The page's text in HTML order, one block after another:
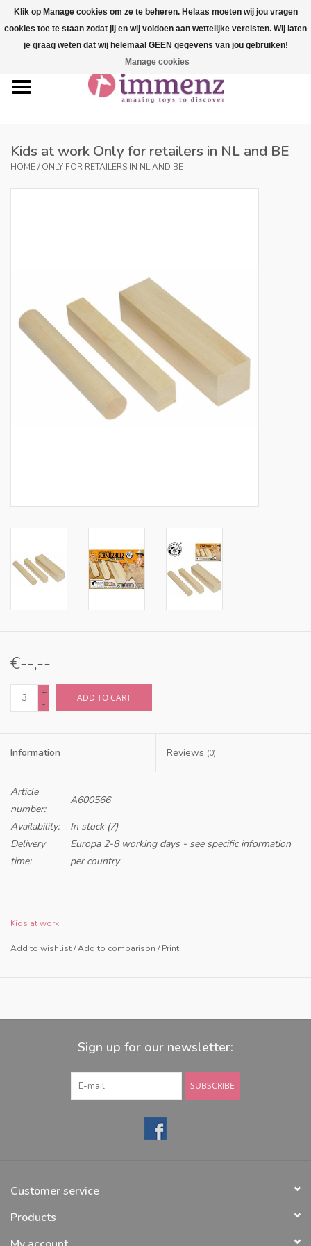
Our brands
Kids at work Only for retailers in NL and BE
HOME/ONLY FOR RETAILERS IN NL AND BE
€--,--
+
-
ADD TO CART
Information Reviews (0)
Article
number:
A600566
Availability:
In stock(7)
Delivery
time:
Europa 2-8 working days - see specific information
per country
Kids at work
Add to wishlist/Add to comparison /Print
Sign up for our newsletter:
SUBSCRIBE
Customer service
Products
Klik op Manage cookies om ze te beheren. Helaas moeten wij jou vragen
cookies toe te staan zodat jij en wij voldoen aan wettelijke vereisten. Wij laten
je graag weten dat wij helemaal GEEN gegevens van jou gebruiken!
Manage cookies